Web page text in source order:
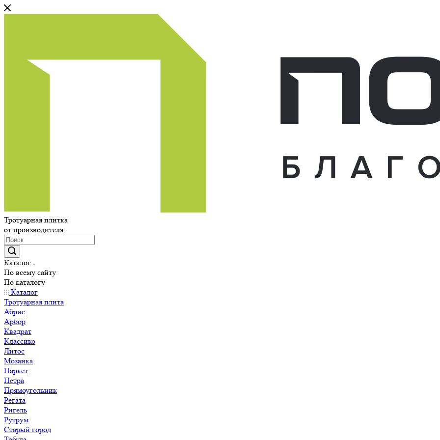
Тротуарная плитка
от производителя
Каталог
По всему сайту
По каталогу
Каталог
Тротуарная плита
Абрис
Арбор
Квадрат
Классико
Литос
Мозаика
Паркет
Петра
Прямоугольник
Регата
Ригель
Рутрум
Старый город